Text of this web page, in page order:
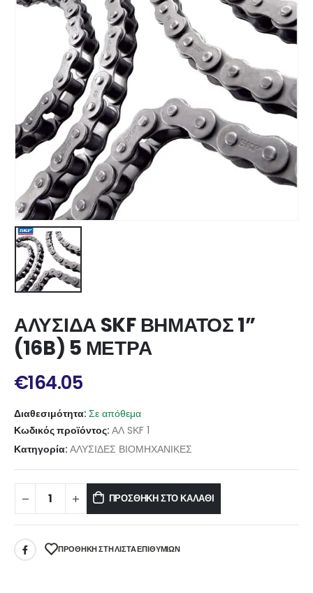
ΑΛΥΣΙΔΑ SKF ΒΗΜΑΤΟΣ 1”
(16B) 5 ΜΕΤΡΑ
€164.05
Διαθεσιμότητα: Σε απόθεμα
Κωδικός προϊόντος: ΑΛ SΚF 1
Κατηγορία: ΑΛΥΣΙΔΕΣ ΒΙΟΜΗΧΑΝΙΚΕΣ
ΠΡΟΣΘΉΚΗ ΣΤΟ ΚΑΛΆΘΙ
ΠΡΌΘΉΚΗ ΣΤΗ ΛΊΣΤΑ ΕΠΙΘΥΜΙΏΝ